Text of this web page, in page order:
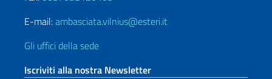
E-mail:ambasciata.vilnius@esteri.it
Gli uffici della sede
Iscriviti alla nostra Newsletter